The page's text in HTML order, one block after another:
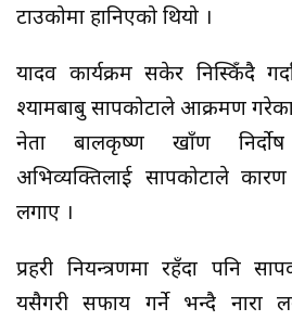
टाउकोमा हानिएको थियो ।
यादव कार्यक्रम सकेर निस्किँदै
श्यामबाबु सापकोटाले आक्रमण गरेका
नेता बालकृष्ण खाँण
अभिव्यक्तिलाई सापकोटाले
लगाए ।
प्रहरी नियन्त्रणमा रहँदा पनि
यसैगरी सफाय गर्ने भन्दै नारा